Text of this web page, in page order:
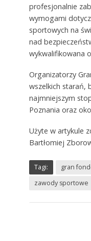
profesjonalnie
wymogami
sportowych na
nad
wykwalifikowana
Organizatorzy
wszelkich starań,
najmniejszym
Poznania oraz
Użyte w artykule
Bartłomiej
Tagi: gran
zawody sportowe